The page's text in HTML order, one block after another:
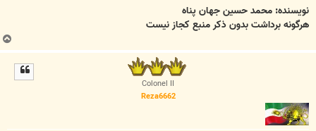
نویسنده: محمد حسین جهان پناه
هرگونه برداشت بدون ذکر منبع کجاز نیست
ب
ا
Colonel II
Reza6662